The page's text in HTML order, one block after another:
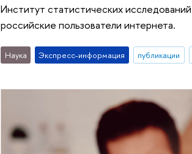
Институт статистических
российские пользователи интернета.
Наука Экспресс-информация публикации